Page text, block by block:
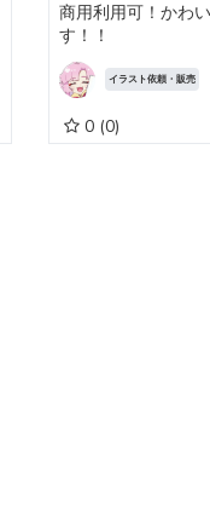
商用利用可！かわ
す！！
イラスト依頼・販売
0 (0)